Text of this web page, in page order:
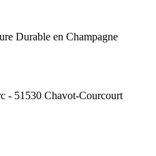
Durable en Champagne
- 51530 Chavot-Courcourt